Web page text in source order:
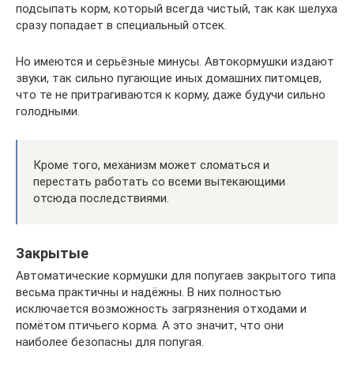
подсыпать корм, который всегда чистый, так как шелуха
сразу попадает в специальный отсек.
Но имеются и серьёзные минусы. Автокормушки издают
звуки, так сильно пугающие иных домашних питомцев,
что те не притрагиваются к корму, даже будучи сильно
голодными.
Кроме того, механизм может сломаться и
перестать работать со всеми вытекающими
отсюда последствиями.
Закрытые
Автоматические кормушки для попугаев закрытого типа
весьма практичны и надёжны. В них полностью
исключается возможность загрязнения отходами и
помётом птичьего корма. А это значит, что они
наиболее безопасны для попугая.